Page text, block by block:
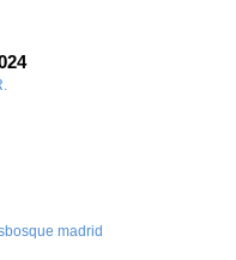
madrid